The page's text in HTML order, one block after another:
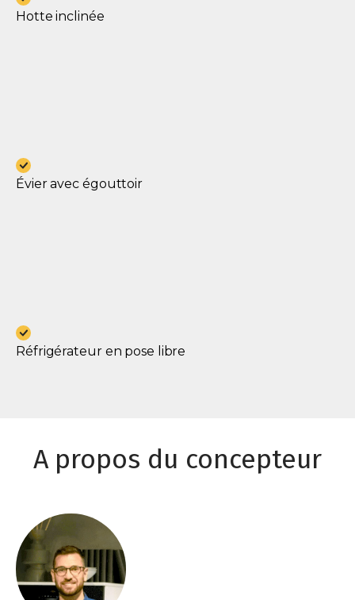
Hotte inclinée
Évier avec égouttoir
Réfrigérateur en pose libre
A propos du concepteur